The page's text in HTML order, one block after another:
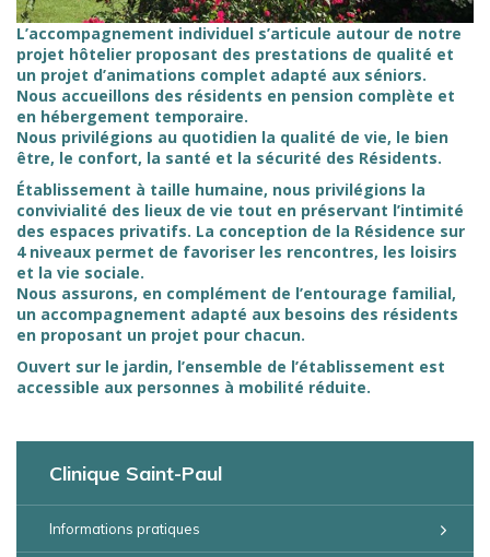
L’accompagnement individuel s’articule autour de notre
projet hôtelier proposant des prestations de qualité et
un projet d’animations complet adapté aux séniors.
Nous accueillons des résidents en pension complète et
en hébergement temporaire.
Nous privilégions au quotidien la qualité de vie, le bien
être, le confort, la santé et la sécurité des Résidents.
Établissement à taille humaine, nous privilégions la
convivialité des lieux de vie tout en préservant l’intimité
des espaces privatifs. La conception de la Résidence sur
4 niveaux permet de favoriser les rencontres, les loisirs
et la vie sociale.
Nous assurons, en complément de l’entourage familial,
un accompagnement adapté aux besoins des résidents
en proposant un projet pour chacun.
Ouvert sur le jardin, l’ensemble de l’établissement est
accessible aux personnes à mobilité réduite.
Clinique Saint-Paul
Informations pratiques